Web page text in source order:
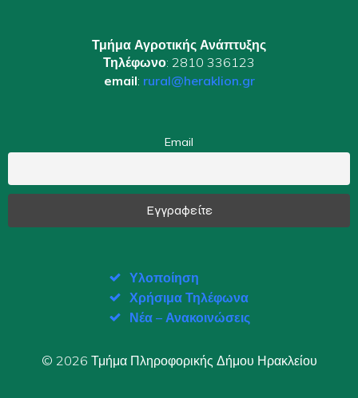
Τμήμα Αγροτικής Ανάπτυξης
Τηλέφωνο: 2810 336123
email: rural@heraklion.gr
Email
Υλοποίηση
Χρήσιμα Τηλέφωνα
Νέα – Ανακοινώσεις
© 2026 Τμήμα Πληροφορικής Δήμου Ηρακλείου